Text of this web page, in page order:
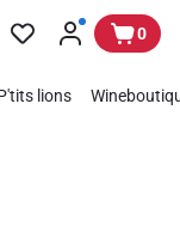
0
lions